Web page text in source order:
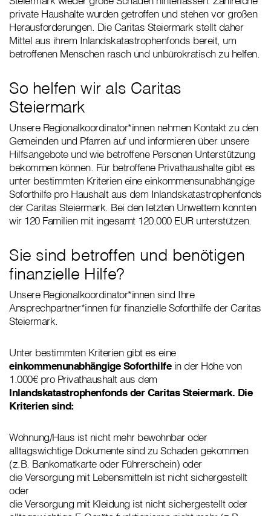
private Haushalte wurden getroffen und stehen vor großen
Herausforderungen. Die Caritas Steiermark stellt daher
Mittel aus ihrem Inlandskatastrophenfonds bereit, um
betroffenen Menschen rasch und unbürokratisch zu helfen.
So helfen wir als Caritas
Steiermark
Unsere Regionalkoordinator*innen nehmen Kontakt zu den
Gemeinden und Pfarren auf und informieren über unsere
Hilfsangebote und wie betroffene Personen Unterstützung
bekommen können. Für betroffene Privathaushalte gibt es
unter bestimmten Kriterien eine einkommensunabhängige
Soforthilfe pro Haushalt aus dem Inlandskatastrophenfonds
der Caritas Steiermark. Bei den letzten Unwettern konnten
wir 120 Familien mit ingesamt 120.000 EUR unterstützen.
Sie sind betroffen und benötigen
finanzielle Hilfe?
Unsere Regionalkoordinator*innen sind Ihre
Ansprechpartner*innen für finanzielle Soforthilfe der Caritas
Steiermark.
Unter bestimmten Kriterien gibt es eine
einkommenunabhängige Soforthilfein der Höhe von
1.000€ pro Privathaushalt aus dem
Inlandskatastrophenfonds der Caritas Steiermark. Die
Kriterien sind:
Wohnung/Haus ist nicht mehr bewohnbar oder
alltagswichtige Dokumente sind zu Schaden gekommen
(z.B. Bankomatkarte oder Führerschein) oder
die Versorgung mit Lebensmitteln ist nicht sichergestellt
oder
die Versorgung mit Kleidung ist nicht sichergestellt oder